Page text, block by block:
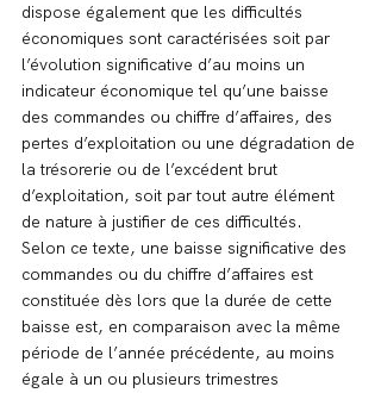
dispose également que les difficultés
économiques sont caractérisées soit par
l’évolution significative d’au moins un
indicateur économique tel qu’une baisse
des commandes ou chiffre d’affaires, des
pertes d’exploitation ou une dégradation de
la trésorerie ou de l’excédent brut
d’exploitation, soit par tout autre élément
de nature à justifier de ces difficultés.
Selon ce texte, une baisse significative des
commandes ou du chiffre d’affaires est
constituée dès lors que la durée de cette
baisse est, en comparaison avec la même
période de l’année précédente, au moins
égale à un ou plusieurs trimestres